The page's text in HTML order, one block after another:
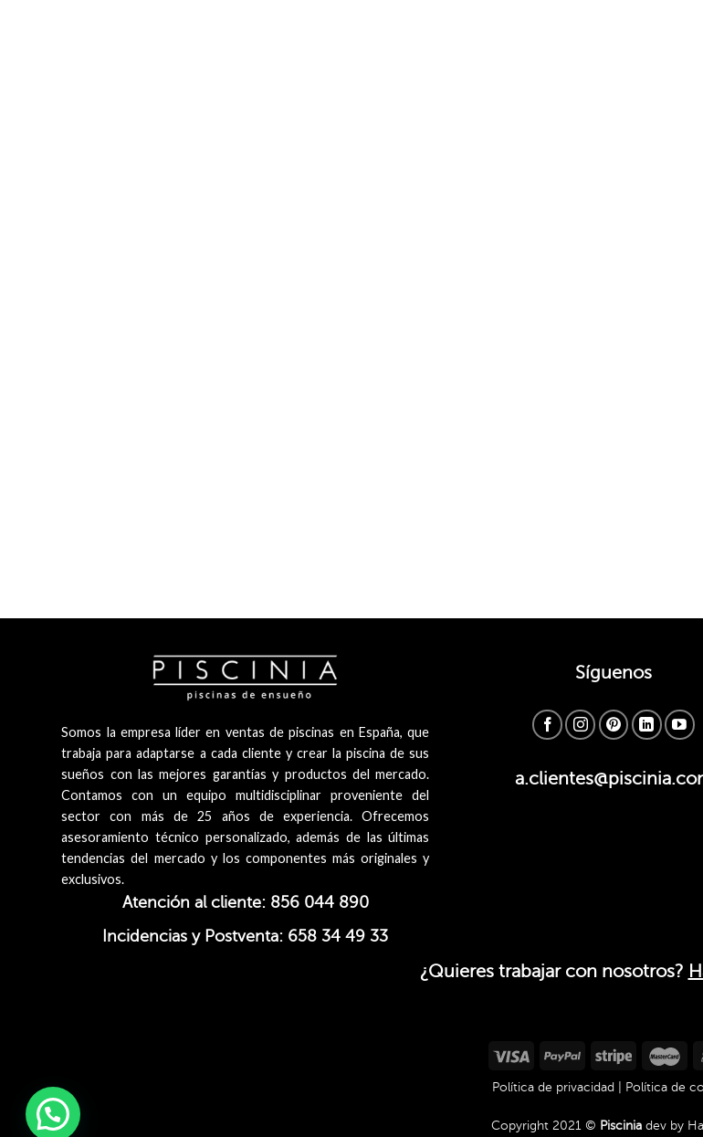
Somos la empresa líder en ventas de piscinas en España, que
trabaja para adaptarse a cada cliente y crear la piscina de sus
sueños con las mejores garantías y productos del mercado.
Contamos con un equipo multidisciplinar proveniente del
sector con más de 25 años de experiencia. Ofrecemos
asesoramiento técnico personalizado, además de las últimas
tendencias del mercado y los componentes más originales y
exclusivos.
Atención al cliente: 856 044 890
Incidencias y Postventa: 658 34 49 33
Síguenos
¿Quieres trabajar con nosotros?
Política de privacidad Política de
Copyright 2021 © Piscinia dev by